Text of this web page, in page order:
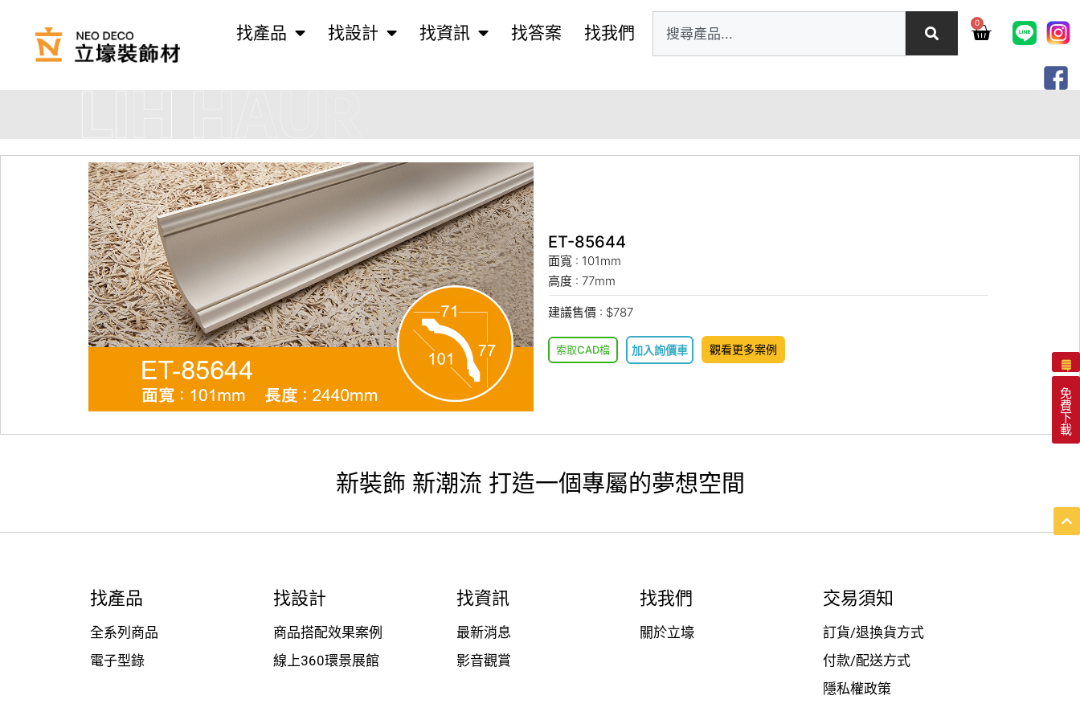
找產品 找設計 找資訊 找答案 找我們 0
ET-85644
面寬 : 101mm
高度 : 77mm
建議售價 : $787
索取CAD檔 加入詢價車 觀看更多案例
免
費
下
載
新裝飾 新潮流 打造一個專屬的夢想空間
找產品
全系列商品
電子型錄
找設計
商品搭配效果案例
線上360環景展館
找資訊
最新消息
影音觀賞
找我們
關於立壕
交易須知
訂貨/退換貨方式
付款/配送方式
隱私權政策